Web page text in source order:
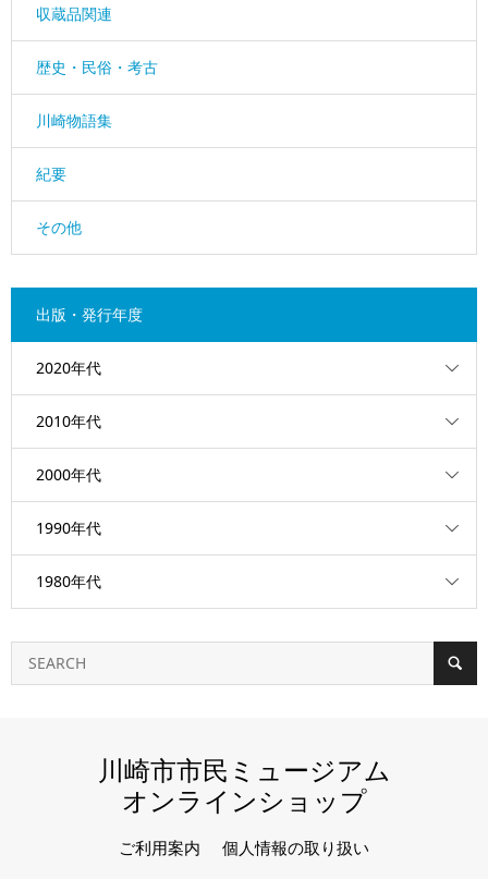
収蔵品関連
歴史・民俗・考古
川崎物語集
紀要
その他
出版・発行年度
2020年代
2010年代
2000年代
1990年代
1980年代
川崎市市民ミュージアム
オンラインショップ
ご利用案内
個人情報の取り扱い